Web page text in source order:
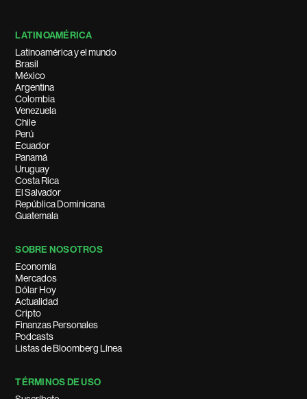
LATINOAMÉRICA
Latinoamérica y el mundo
Brasil
México
Argentina
Colombia
Venezuela
Chile
Perú
Ecuador
Panamá
Uruguay
Costa Rica
El Salvador
República Dominicana
Guatemala
SOBRE NOSOTROS
Economía
Mercados
Dólar Hoy
Actualidad
Cripto
Finanzas Personales
Podcasts
Listas de Bloomberg Línea
TÉRMINOS DE USO